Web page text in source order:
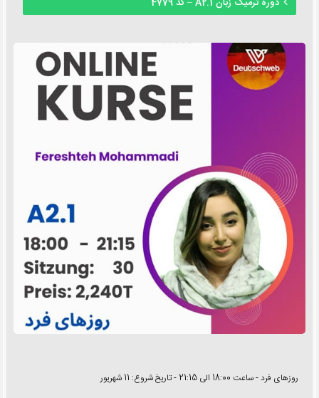
روزهای فرد - ساعت 18:00 الی 21:15 - تاریخ شروع: 11 شهریور